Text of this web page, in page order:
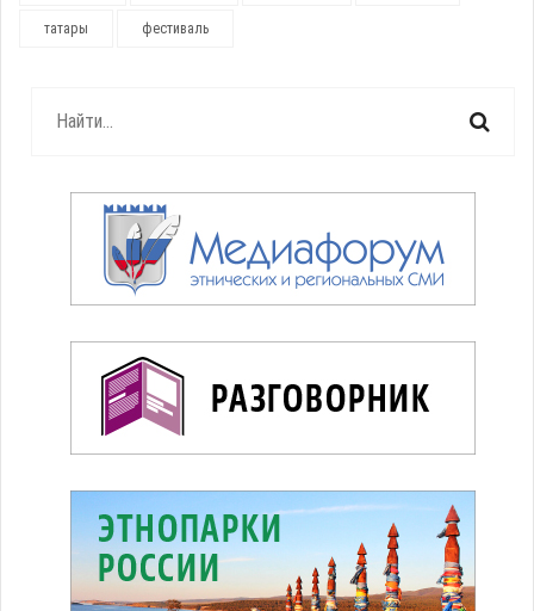
татары фестиваль